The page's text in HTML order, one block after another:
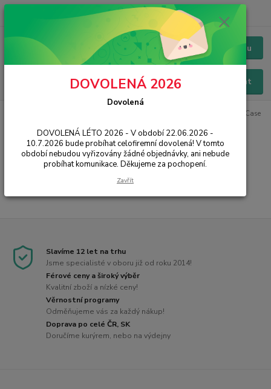
Menu
Hledat
Chat / Online podpora - 24/7
Breath Case
Breath Case
Slavíme 12 let na trhu
Jsme specialisté v oboru již od roku 2014!
Férové ceny a široký výběr
Kvalitní zboží a nízké ceny!
Věrnostní programy
Odměňujeme vás za každý nákup!
Doprava po celé ČR, SK
Doručíme kurýrem, nebo na výdejny
DOVOLENÁ 2026
Dovolená
DOVOLENÁ LÉTO 2026 - V období 22.06.2026 -
10.7.2026 bude probíhat celofiremní dovolená! V tomto
období nebudou vyřizovány žádné objednávky, ani nebude
probíhat komunikace. Děkujeme za pochopení.
Zavřít